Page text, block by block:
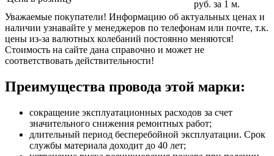
руб. за 1 м.
Уважаемые покупатели! Информацию об актуальных ценах и
наличии узнавайте у менеджеров по телефонам или почте, т.к.
цены из-за валютных колебаний постоянно меняются!
Стоимость на сайте дана справочно и может не
соответствовать действительности!
Преимущества провода этой марки:
сокращение эксплуатационных расходов за счет
значительного снижения ремонтных работ;
длительный период бесперебойной эксплуатации. Срок
службы материала доходит до 40 лет;